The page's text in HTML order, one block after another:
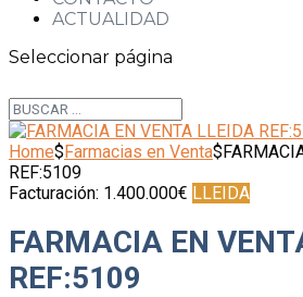
ACTUALIDAD
Seleccionar página
Home$Farmacias en Venta$
REF:5109
Facturación: 1.400.000€ LLEIDA
FARMACIA EN
REF:5109